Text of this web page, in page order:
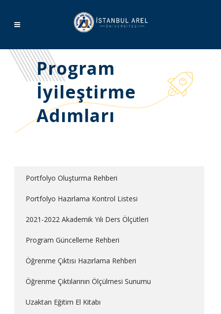
Program
İyileştirme
Adımları
Portfolyo Oluşturma Rehberi
Portfolyo Hazırlama Kontrol Listesi
2021-2022 Akademik Yılı Ders Ölçütleri
Program Güncelleme Rehberi
Öğrenme Çıktısı Hazırlama Rehberi
Öğrenme Çıktılarının Ölçülmesi Sunumu
Uzaktan Eğitim El Kitabı